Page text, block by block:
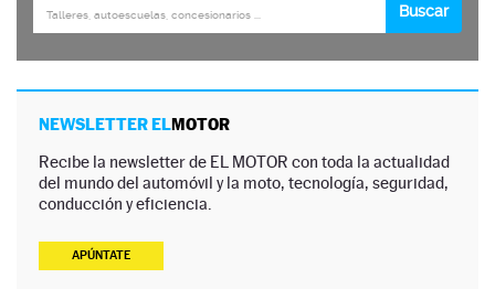
NEWSLETTER ELMOTOR
Recibe la newsletter de EL MOTOR con toda la actualidad
del mundo del automóvil y la moto, tecnología, seguridad,
conducción y eficiencia.
APÚNTATE